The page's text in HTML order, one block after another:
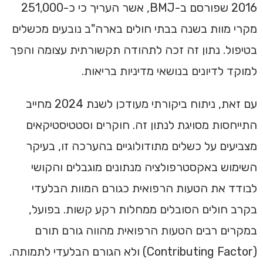
2016 שפורסם ב-BMJ, אשר העריך כי כ-251,000
מקרי מוות בשנה בבתי חולים בארה"ב נובעים מכשלים
בטיפול. נתון זה זכה לתהודה תקשורתית עצומה והפך
למוקד לדיונים בנושאי מדיניות בריאות.
עם זאת, ניתוח ביקורתי מעודכן לשנת 2024 מחייב
התייחסות מסויגת לנתון זה. חוקרים וסטטיסטיקאים
מצביעים על כשלים מתודולוגיים בהערכה זו, בעיקר
השימוש באקסטרפולציה מנתונים מוגבלים והקושי
לבודד את הטעות הרפואית כגורם המוות הבלעדי
בקרב חולים הסובלים ממחלות רקע קשות. בפועל,
במקרים רבים הטעות הרפואית מהווה גורם תורם
(Contributing Factor) ולא הגורם הבלעדי לתמותה.